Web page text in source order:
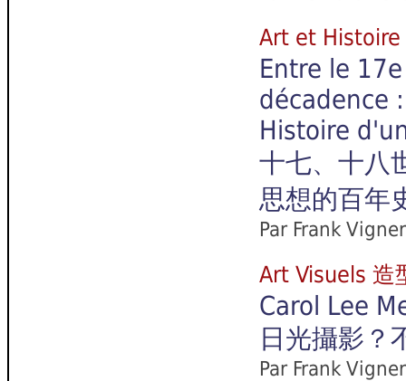
Art et
Entre le 17e
décadence :
Histoire
十七、十八
思想的百年
Par Frank
Art Visuels
Carol Lee
日光攝影？
Par Frank